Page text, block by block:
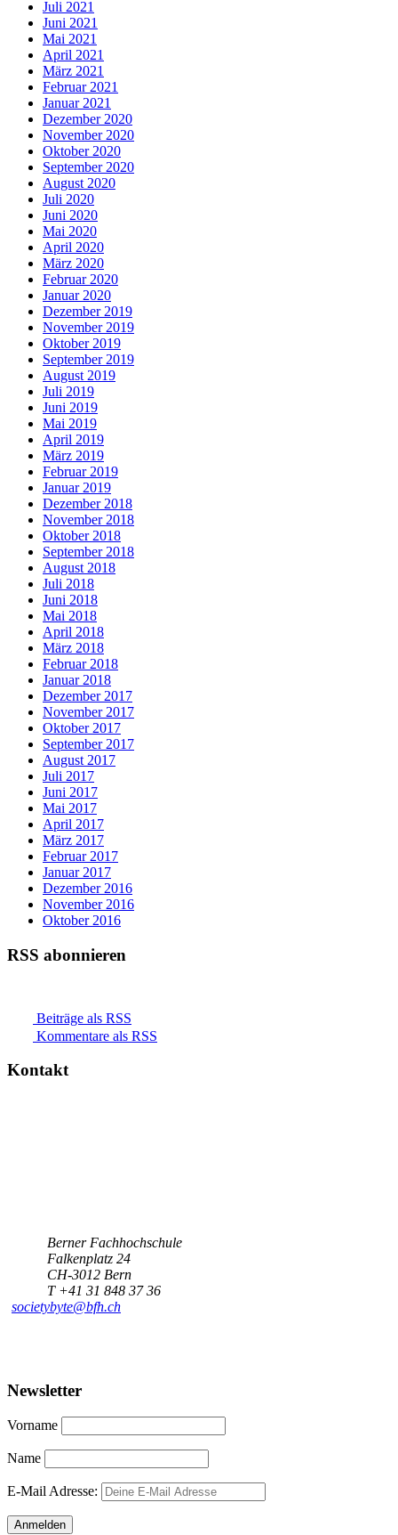
Juli 2021
Juni 2021
Mai 2021
April 2021
März 2021
Februar 2021
Januar 2021
Dezember 2020
November 2020
Oktober 2020
September 2020
August 2020
Juli 2020
Juni 2020
Mai 2020
April 2020
März 2020
Februar 2020
Januar 2020
Dezember 2019
November 2019
Oktober 2019
September 2019
August 2019
Juli 2019
Juni 2019
Mai 2019
April 2019
März 2019
Februar 2019
Januar 2019
Dezember 2018
November 2018
Oktober 2018
September 2018
August 2018
Juli 2018
Juni 2018
Mai 2018
April 2018
März 2018
Februar 2018
Januar 2018
Dezember 2017
November 2017
Oktober 2017
September 2017
August 2017
Juli 2017
Juni 2017
Mai 2017
April 2017
März 2017
Februar 2017
Januar 2017
Dezember 2016
November 2016
Oktober 2016
RSS abonnieren
Beiträge als RSS
Kommentare als RSS
Kontakt
Berner Fachhochschule
Falkenplatz 24
CH-3012 Bern
T +41 31 848 37 36
societybyte@bfh.ch
Newsletter
Vorname
Name
E-Mail Adresse: